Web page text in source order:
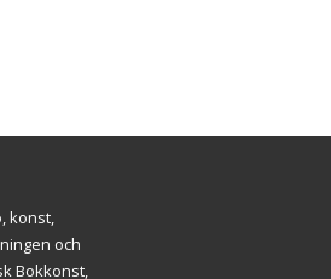
konst,
och
Bokkonst,